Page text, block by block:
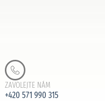
ZAVOLEJTE NÁM
+420 571 990 315